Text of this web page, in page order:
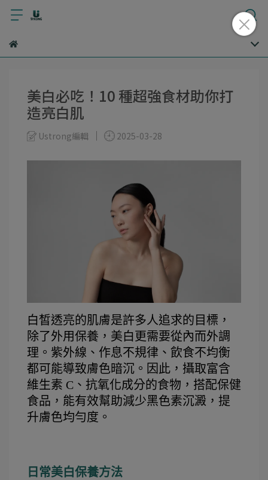
美白必吃！10 種超強食材助你打
造亮白肌
Ustrong編輯 2025-03-28
白皙透亮的肌膚是許多人追求的目標，
除了外用保養，美白更需要從內而外調
理。紫外線、作息不規律、飲食不均衡
都可能導致膚色暗沉。因此，攝取富含
維生素 C、抗氧化成分的食物，搭配保健
食品，能有效幫助減少黑色素沉澱，提
升膚色均勻度。
日常美白保養方法